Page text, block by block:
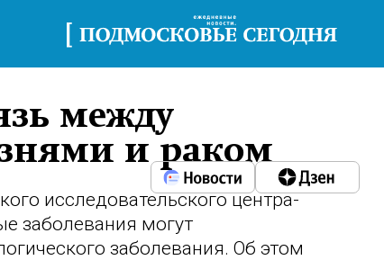
между
и раком
исследовательского центра-
заболевания могут
заболевания. Об этом